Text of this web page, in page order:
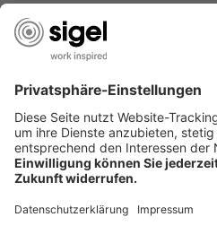
L’AZIENDA SIGEL
PAGINE UTILI